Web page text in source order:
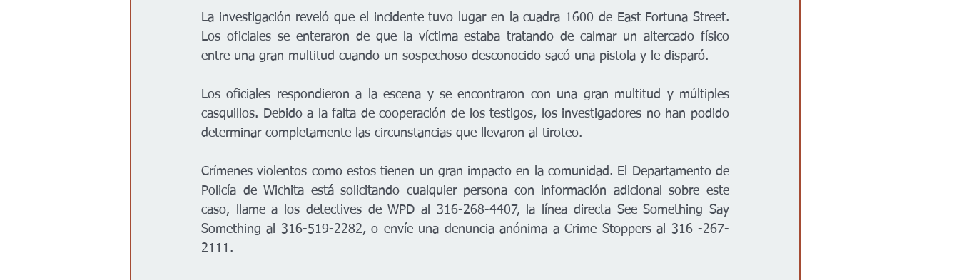
La investigación reveló que el incidente tuvo lugar en la cuadra 1600 de East Fortuna Street.
Los oficiales se enteraron de que la víctima estaba tratando de calmar un altercado físico
entre una gran multitud cuando un sospechoso desconocido sacó una pistola y le disparó.
Los oficiales respondieron a la escena y se encontraron con una gran multitud y múltiples
casquillos. Debido a la falta de cooperación de los testigos, los investigadores no han podido
determinar completamente las circunstancias que llevaron al tiroteo.
Crímenes violentos como estos tienen un gran impacto en la comunidad. El Departamento de
Policía de Wichita está solicitando cualquier persona con información adicional sobre este
caso, llame a los detectives de WPD al 316-268-4407, la línea directa See Something Say
Something al 316-519-2282, o envíe una denuncia anónima a Crime Stoppers al 316 -267-
2111.